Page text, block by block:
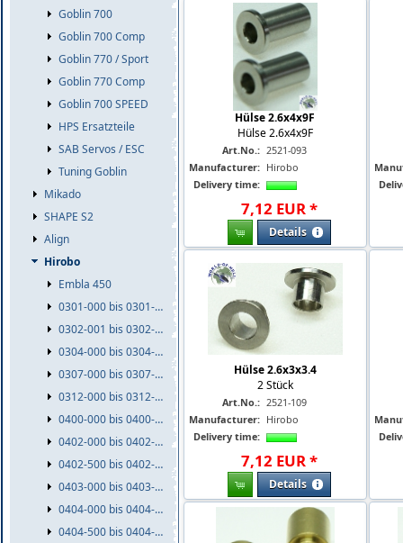
Goblin 700
Goblin 700 Comp
Goblin 770 / Sport
Goblin 770 Comp
Goblin 700 SPEED
HPS Ersatzteile
SAB Servos / ESC
Tuning Goblin
Mikado
SHAPE S2
Align
Hirobo
Embla 450
0301-000 bis 0301-999
0302-001 bis 0302-999
0304-000 bis 0304-999
0307-000 bis 0307-999
0312-000 bis 0312-999
0400-000 bis 0400-999
0402-000 bis 0402-499
0402-500 bis 0402-999
0403-000 bis 0403-999
0404-000 bis 0404-499
0404-500 bis 0404-999
Hülse 2.6x4x9F
Hülse 2.6x4x9F
Art.No.: 2521-093
Manufacturer: Hirobo
Delivery time:
7,12 EUR*
Details
Hülse 2.6x3x3.4
2 Stück
Art.No.: 2521-109
Manufacturer: Hirobo
Delivery time:
7,12 EUR*
Details